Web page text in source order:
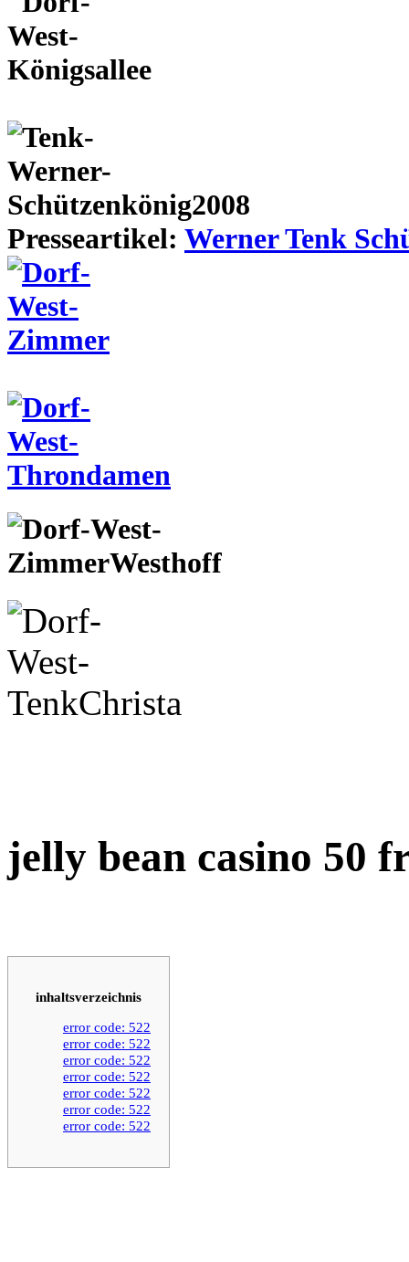
Presseartikel: Werner Tenk
jelly bean casino 50
inhaltsverzeichnis
error code: 522
error code: 522
error code: 522
error code: 522
error code: 522
error code: 522
error code: 522